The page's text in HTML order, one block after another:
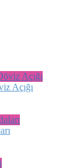
Açığı